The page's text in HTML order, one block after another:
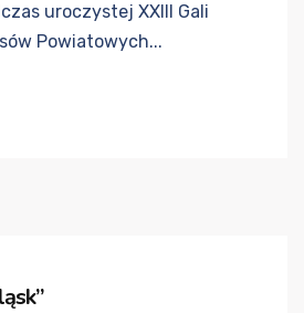
uroczystej XXIII Gali
Powiatowych...